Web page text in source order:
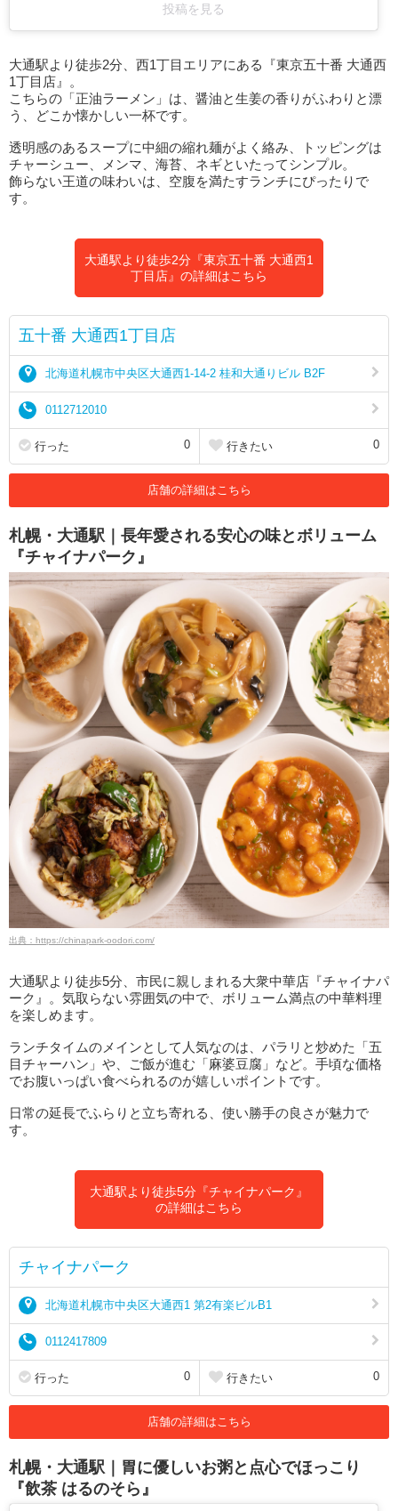
投稿を見る
大通駅より徒歩2分、西1丁目エリアにある『東京五十番 大通西
1丁目店』。
こちらの「正油ラーメン」は、醤油と生姜の香りがふわりと漂
う、どこか懐かしい一杯です。
透明感のあるスープに中細の縮れ麺がよく絡み、トッピングは
チャーシュー、メンマ、海苔、ネギといたってシンプル。
飾らない王道の味わいは、空腹を満たすランチにぴったりで
す。
大通駅より徒歩2分『東京五十番 大通西1
丁目店』の詳細はこちら
五十番 大通西1丁目店
北海道札幌市中央区大通西1-14-2 桂和大通りビル B2F
0112712010
行った 0 行きたい 0
店舗の詳細はこちら
札幌・大通駅｜長年愛される安心の味とボリューム
『チャイナパーク』
出典：https://chinapark-oodori.com/
大通駅より徒歩5分、市民に親しまれる大衆中華店『チャイナパ
ーク』。気取らない雰囲気の中で、ボリューム満点の中華料理
を楽しめます。
ランチタイムのメインとして人気なのは、パラリと炒めた「五
目チャーハン」や、ご飯が進む「麻婆豆腐」など。手頃な価格
でお腹いっぱい食べられるのが嬉しいポイントです。
日常の延長でふらりと立ち寄れる、使い勝手の良さが魅力で
す。
大通駅より徒歩5分『チャイナパーク』
の詳細はこちら
チャイナパーク
北海道札幌市中央区大通西1 第2有楽ビルB1
0112417809
行った 0 行きたい 0
店舗の詳細はこちら
札幌・大通駅｜胃に優しいお粥と点心でほっこり
『飲茶 はるのそら』